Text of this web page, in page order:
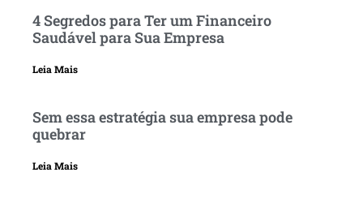
4 Segredos para Ter um Financeiro
Saudável para Sua Empresa
Leia Mais
Sem essa estratégia sua empresa pode
quebrar
Leia Mais